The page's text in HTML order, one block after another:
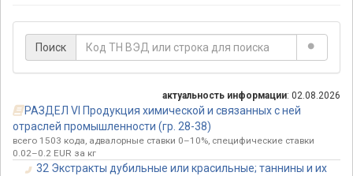
Поиск
актуальность информации: 02.08.2026
РАЗДЕЛ VI Продукция химической и связанных с ней
отраслей промышленности (гр. 28-38)
всего 1503 кода, адвалорные ставки 0–10%, специфические ставки
0.02–0.2 EUR за кг
32 Экстракты дубильные или красильные; таннины и их